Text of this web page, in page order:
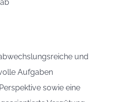
und
Aufgaben
sowie eine